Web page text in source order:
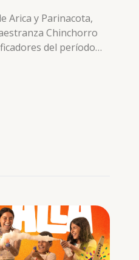
Arica y Parinacota,
Chinchorro
del período